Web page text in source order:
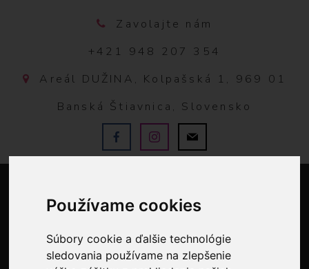
Používame cookies
Súbory cookie a ďalšie technológie
sledovania používame na zlepšenie
Zavolajte nám
+421 948 207 354
Areál DUŽINA, Kolpašská 1, 969 01
Banská Štiavnica, Slovensko